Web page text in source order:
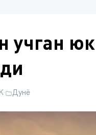
· Дунё